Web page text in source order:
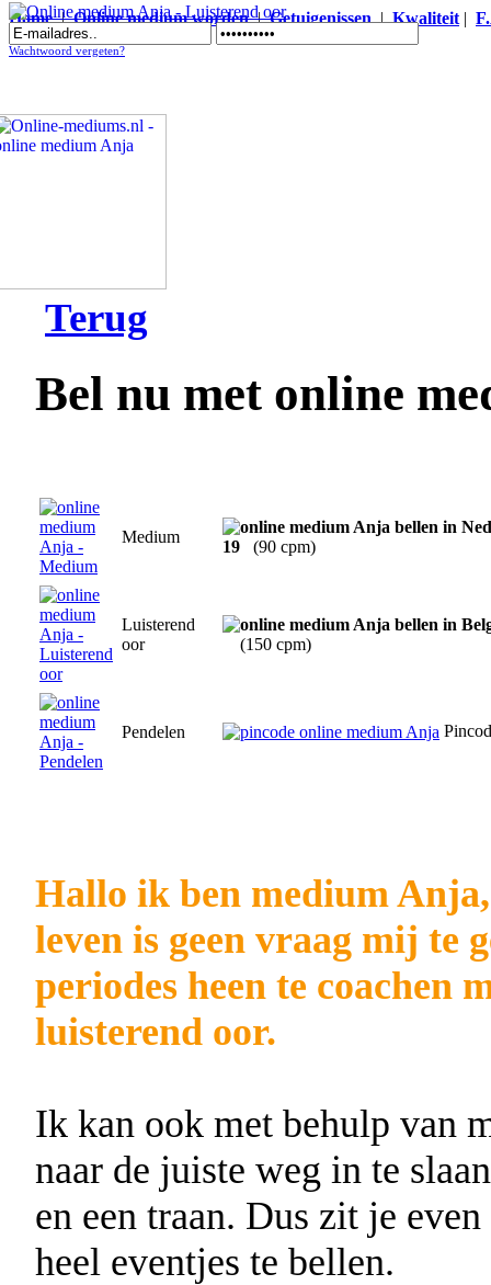
Home|Online medium worden|Getuigenissen|Kwaliteit |
Online medium Anja - Luisterend oor
Wachtwoord vergeten?
Terug
Bel nu met online
Medium
19 (90 cpm)
Luisterend
oor
(150 cpm)
Pendelen
Hallo ik ben medium
leven is geen vraag mij te
periodes heen te coachen
luisterend oor.
Ik kan ook met behulp van
naar de juiste weg in te
en een traan. Dus zit je
heel eventjes te bellen.